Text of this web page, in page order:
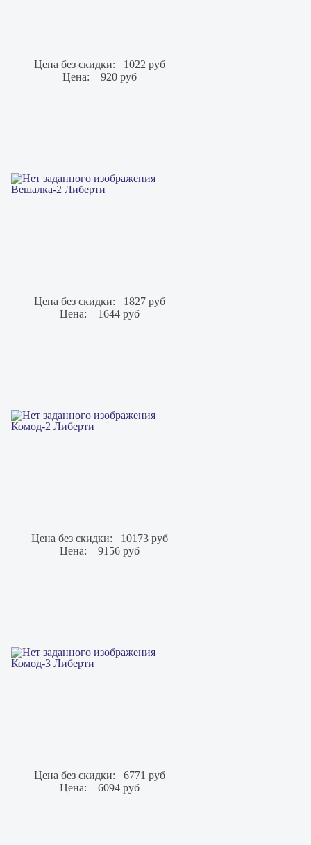
Цена без скидки:
1022 руб
Цена:
920 руб
Вешалка-2 Либерти
Цена без скидки:
1827 руб
Цена:
1644 руб
Комод-2 Либерти
Цена без скидки:
10173 руб
Цена:
9156 руб
Комод-3 Либерти
Цена без скидки:
6771 руб
Цена:
6094 руб